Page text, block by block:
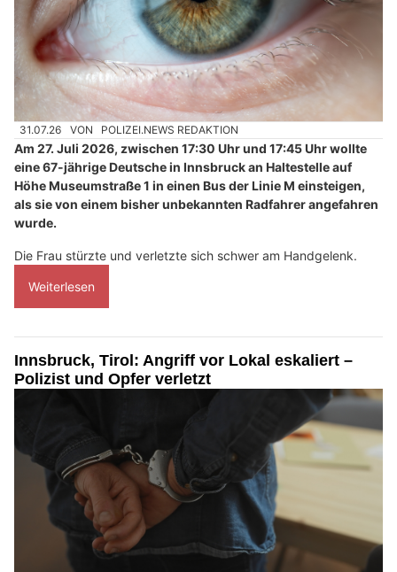
31.07.26 VON POLIZEI.NEWS REDAKTION
Am 27. Juli 2026, zwischen 17:30 Uhr und 17:45 Uhr wollte
eine 67-jährige Deutsche in Innsbruck an Haltestelle auf
Höhe Museumstraße 1 in einen Bus der Linie M einsteigen,
als sie von einem bisher unbekannten Radfahrer angefahren
wurde.
Die Frau stürzte und verletzte sich schwer am Handgelenk.
Weiterlesen
Innsbruck, Tirol: Angriff vor Lokal eskaliert –
Polizist und Opfer verletzt